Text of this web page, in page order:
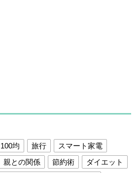
100均 旅行
スマート家電
親との関係 節約術
ダイエット